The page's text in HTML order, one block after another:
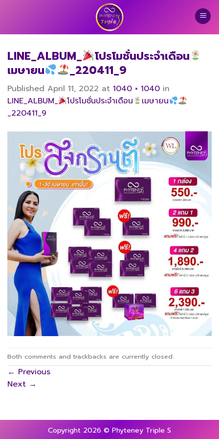
LINE_ALBUM_
โปรโมชั่นประจำเดือน
เมษายน
_220411_9
Published April 11, 2022 at 1040 × 1040 in
LINE_ALBUM_
โปรโมชั่นประจำเดือน
เมษายน
_220411_9
Both comments and trackbacks are currently closed.
← Previous
Next →
Copyright 2026 © Phyteney Triple S